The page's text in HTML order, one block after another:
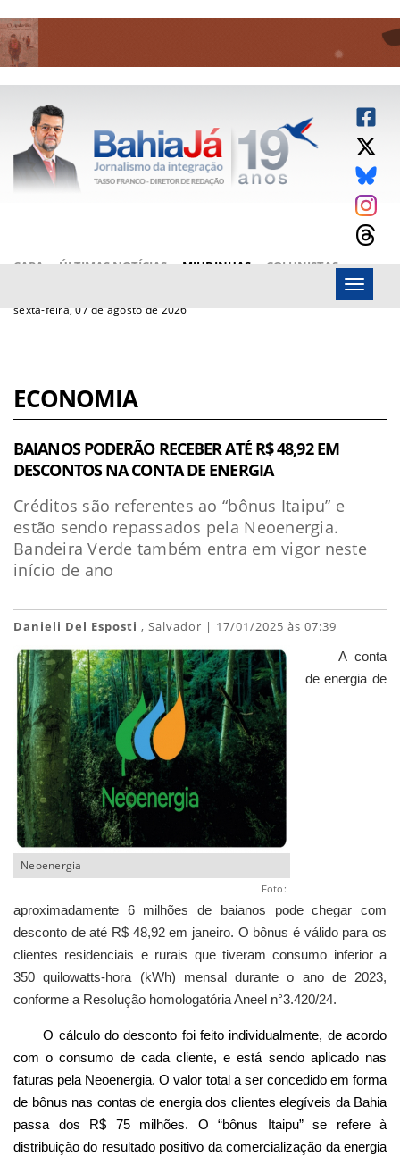
CAPA ÚLTIMAS NOTÍCIAS MIUDINHAS
COLUNISTAS
sexta-feira, 07 de agosto de 2026
Menu
ECONOMIA
BAIANOS PODERÃO RECEBER ATÉ R$ 48,92 EM
DESCONTOS NA CONTA DE ENERGIA
Créditos são referentes ao “bônus Itaipu” e
estão sendo repassados pela Neoenergia.
Bandeira Verde também entra em vigor neste
início de ano
Danieli Del Esposti , Salvador | 17/01/2025 às 07:39
Neoenergia
Foto:
A conta
de energia de
aproximadamente 6 milhões de baianos pode chegar com
desconto de até R$ 48,92 em janeiro. O bônus é válido para os
clientes residenciais e rurais que tiveram consumo inferior a
350 quilowatts-hora (kWh) mensal durante o ano de 2023,
conforme a Resolução homologatória Aneel n°3.420/24.
O cálculo do desconto foi feito individualmente, de acordo
com o consumo de cada cliente, e está sendo aplicado nas
faturas pela Neoenergia. O valor total a ser concedido em forma
de bônus nas contas de energia dos clientes elegíveis da Bahia
passa dos R$ 75 milhões. O “bônus Itaipu” se refere à
distribuição do resultado positivo da comercialização da energia